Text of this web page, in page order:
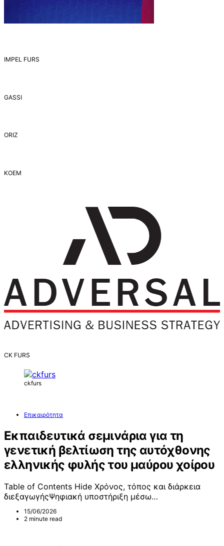
IMPEL FURS
GASSI
ORIZ
ΚΟΕΜ
CK FURS
ckfurs
Επικαιρότητα
Εκπαιδευτικά σεμινάρια για τη
γενετική βελτίωση της αυτόχθονης
ελληνικής φυλής του μαύρου χοίρου
Table of Contents Hide Χρόνος, τόπος και διάρκεια
διεξαγωγήςΨηφιακή υποστήριξη μέσω…
15/06/2026
2 minute read